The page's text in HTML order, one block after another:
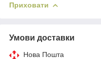
Приховати
Умови доставки
Нова Пошта